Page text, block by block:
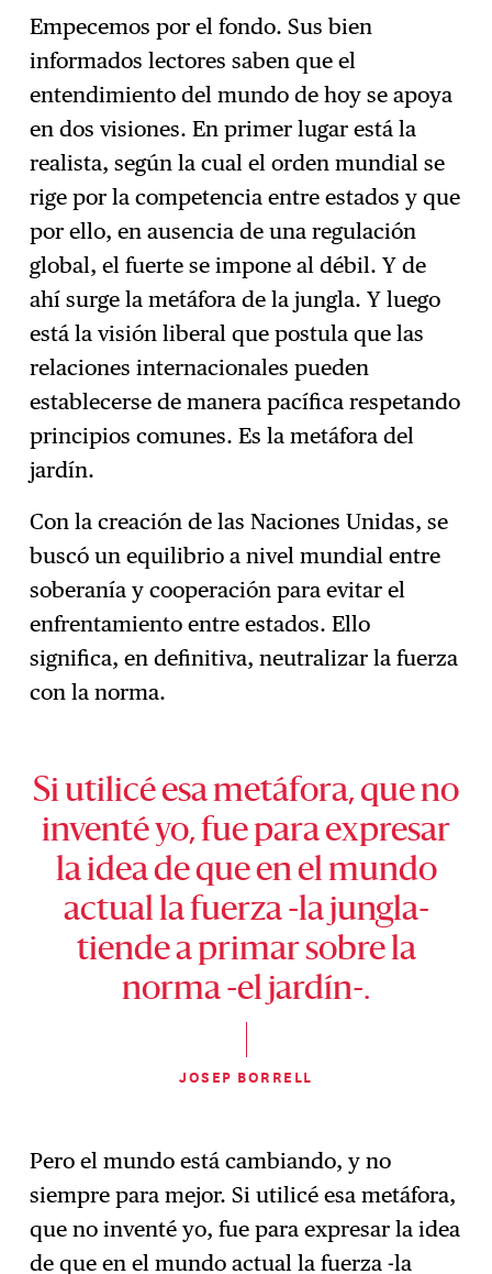
Empecemos por el fondo. Sus bien
informados lectores saben que el
entendimiento del mundo de hoy se apoya
en dos visiones. En primer lugar está la
realista, según la cual el orden mundial se
rige por la competencia entre estados y que
por ello, en ausencia de una regulación
global, el fuerte se impone al débil. Y de
ahí surge la metáfora de la jungla. Y luego
está la visión liberal que postula que las
relaciones internacionales pueden
establecerse de manera pacífica respetando
principios comunes. Es la metáfora del
jardín.
Con la creación de las Naciones Unidas, se
buscó un equilibrio a nivel mundial entre
soberanía y cooperación para evitar el
enfrentamiento entre estados. Ello
significa, en definitiva, neutralizar la fuerza
con la norma.
Si utilicé esa metáfora, que no
inventé yo, fue para expresar
la idea de que en el mundo
actual la fuerza -la jungla-
tiende a primar sobre la
norma -el jardín-.
JOSEP BORRELL
Pero el mundo está cambiando, y no
siempre para mejor. Si utilicé esa metáfora,
que no inventé yo, fue para expresar la idea
de que en el mundo actual la fuerza -la